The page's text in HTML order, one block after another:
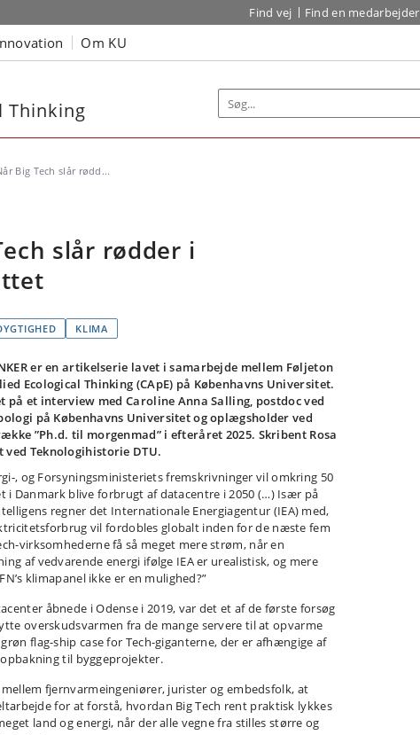
Find vej Find en medarbejder
Om KU
Thinking
Big Tech slår rødd...
slår rødder i
KLIMA
er en artikelserie lavet i samarbejde mellem Føljeton
Ecological Thinking (CApE) på Københavns Universitet.
på et interview med Caroline Anna Salling, postdoc ved
på Københavns Universitet og oplægsholder ved
”Ph.d. til morgenmad” i efteråret 2025. Skribent Rosa
ved Teknologihistorie DTU.
, og Forsyningsministeriets fremskrivninger vil omkring 50
i Danmark blive forbrugt af datacentre i 2050 (…) Især på
regner det Internationale Energiagentur (IEA) med,
vil fordobles globalt inden for de næste fem
virksomhederne få så meget mere strøm, når en
af vedvarende energi ifølge IEA er urealistisk, og mere
klimapanel ikke er en mulighed?”
åbnede i Odense i 2019, var det et af de første forsøg
overskudsvarmen fra de mange servere til at opvarme
flag-ship case for Tech-giganterne, der er afhængige af
til byggeprojekter.
fjernvarmeingeniører, jurister og embedsfolk, at
for at forstå, hvordan Big Tech rent praktisk lykkes
land og energi, når der alle vegne fra stilles større og